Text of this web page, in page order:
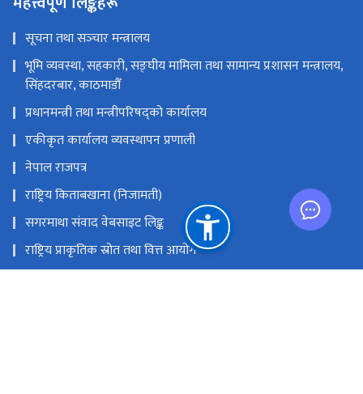
सूचना तथा सञ्‍चार मन्त्रालय
भूमि व्यवस्था, सहकारी, सङ्‍घीय मामिला तथा सामान्य प्रशासन मन्त्रालय,
सिंहदरबार, काठमाडौँ
प्रधानमन्त्री तथा मन्त्रीपरिषद्को कार्यालय
एकीकृत कार्यालय व्यवस्थापन प्रणाली
नेपाल राजपत्र
राष्ट्रिय किताबखाना (निजामती)
सगरमाथा संवाद वेबसाइट लिङ्क
राष्ट्रिय प्राकृतिक स्रोत तथा वित्त आयोग